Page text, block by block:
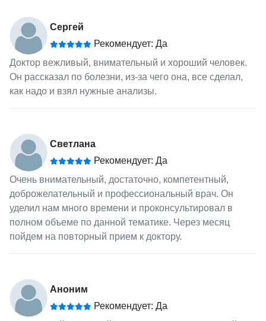
Сергей
Рекомендует: Да
Доктор вежливый, внимательный и хороший человек.
Он рассказал по болезни, из-за чего она, все сделал,
как надо и взял нужные анализы.
Светлана
Рекомендует: Да
Очень внимательный, достаточно, компетентный,
доброжелательный и профессиональный врач. Он
уделил нам много времени и проконсультировал в
полном объеме по данной тематике. Через месяц
пойдем на повторный прием к доктору.
Аноним
Рекомендует: Да